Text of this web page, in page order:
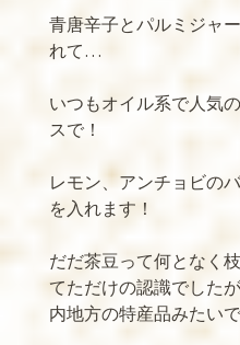
青唐辛子とパルミジャ
れて…
いつもオイル系で人気
スで！
レモン、アンチョビの
を入れます！
だだ茶豆って何となく
てただけの認識でした
内地方の特産品みたいで